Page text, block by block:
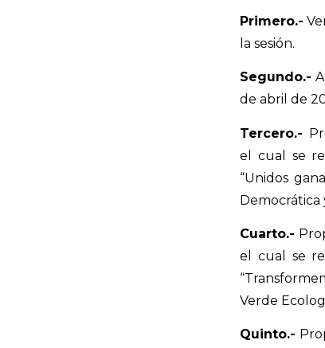
Primero.-
la sesión.
Segundo.-
de abril de
Tercero.-
el cual se
“Unidos
Democrática
Cuarto.-
el cual se
Verde
Quinto.-